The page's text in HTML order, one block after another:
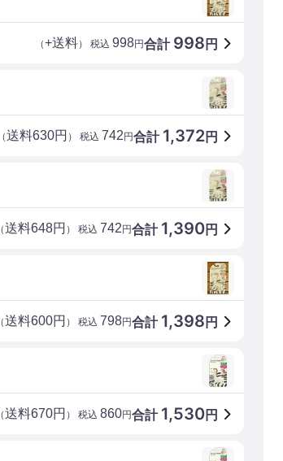
合計 998 円
（+送料） 税込 998円
合計 1,372円
（送料630円 ） 税込 742円
合計 1,390円
（送料648円 ） 税込 742円
合計 1,398 円
（送料600円 ） 税込 798円
合計 1,530円
（送料670円 ） 税込 860円